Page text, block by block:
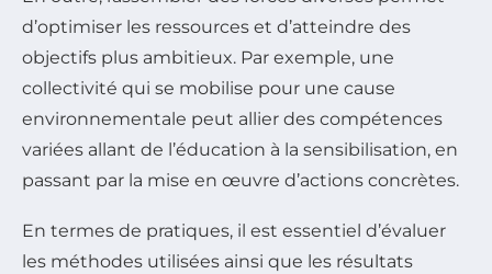
d’optimiser les ressources et d’atteindre des
objectifs plus ambitieux. Par exemple, une
collectivité qui se mobilise pour une cause
environnementale peut allier des compétences
variées allant de l’éducation à la sensibilisation, en
passant par la mise en œuvre d’actions concrètes.
En termes de pratiques, il est essentiel d’évaluer
les méthodes utilisées ainsi que les résultats